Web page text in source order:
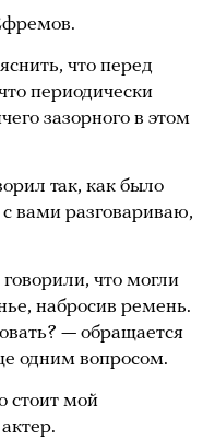
что перед
периодически
зазорного в этом
так, как было
вами разговариваю,
что могли
набросив ремень.
— обращается
одним вопросом.
стоит мой